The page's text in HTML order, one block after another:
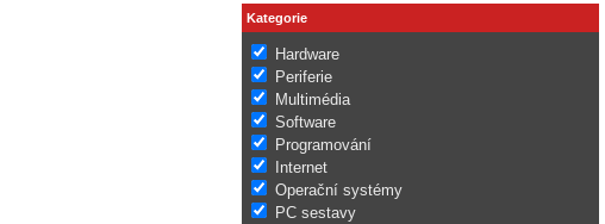
Kategorie
Hardware
Periferie
Multimédia
Software
Programování
Internet
Operační systémy
PC sestavy